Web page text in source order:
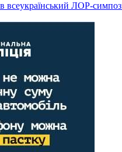
всеукраїнський ЛОР-